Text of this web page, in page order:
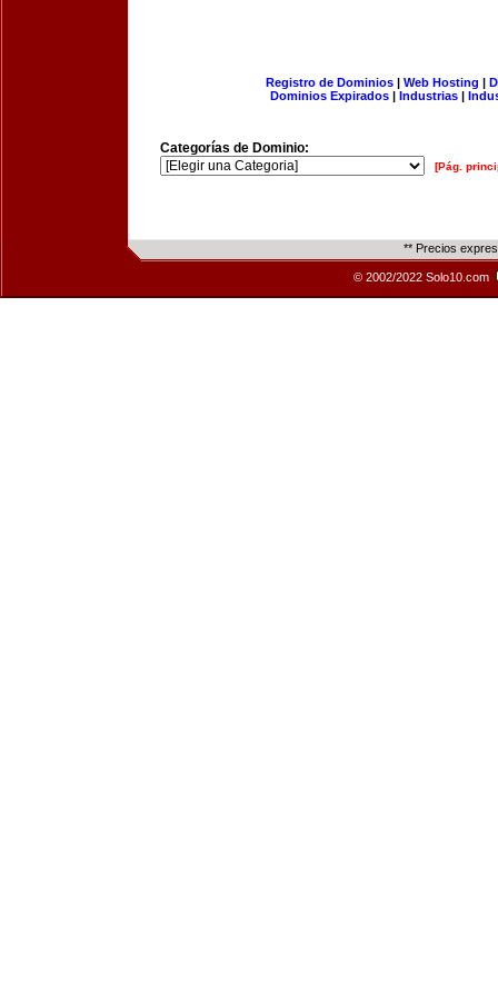
Registro de Dominios| Web Hosting |
Dominios Expirados | Industrias |
Categorías de Dominio:
[Pág.
** Precios
© 2002/2022 Solo10.com